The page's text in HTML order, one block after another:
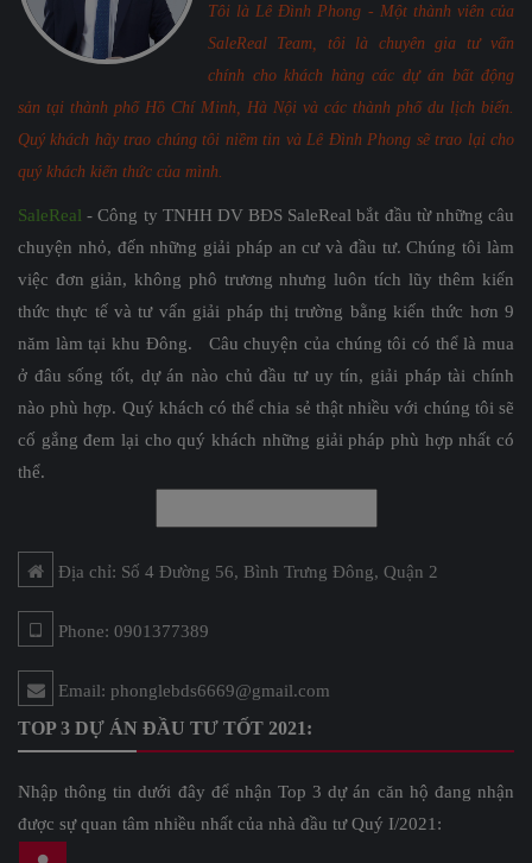
Tôi là Lê Đình Phong - Một thành viên của
SaleReal Team, tôi là chuyên gia tư vấn
chính cho khách hàng các dự án bất động
sản tại thành phố Hồ Chí Minh, Hà Nội và các thành phố du lịch biển.
Quý khách hãy trao chúng tôi niềm tin và Lê Đình Phong sẽ trao lại cho
quý khách kiến thức của mình.
SaleReal - Công ty TNHH DV BĐS SaleReal bắt đầu từ những câu
chuyện nhỏ, đến những giải pháp an cư và đầu tư. Chúng tôi làm
việc đơn giản, không phô trương nhưng luôn tích lũy thêm kiến
thức thực tế và tư vấn giải pháp thị trường bằng kiến thức hơn 9
năm làm tại khu Đông. Câu chuyện của chúng tôi có thể là mua
ở đâu sống tốt, dự án nào chủ đầu tư uy tín, giải pháp tài chính
nào phù hợp. Quý khách có thể chia sẻ thật nhiều với chúng tôi sẽ
cố gắng đem lại cho quý khách những giải pháp phù hợp nhất có
thể.
Địa chỉ: Số 4 Đường 56, Bình Trưng Đông, Quận 2
Phone: 0901377389
Email: phonglebds6669@gmail.com
TOP 3 DỰ ÁN ĐẦU TƯ TỐT 2021:
Nhập thông tin dưới đây để nhận Top 3 dự án căn hộ đang nhận
được sự quan tâm nhiều nhất của nhà đầu tư Quý I/2021: